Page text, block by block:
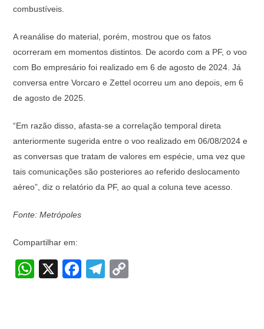
combustíveis.
A reanálise do material, porém, mostrou que os fatos
ocorreram em momentos distintos. De acordo com a PF, o voo
com Bo empresário foi realizado em 6 de agosto de 2024. Já
conversa entre Vorcaro e Zettel ocorreu um ano depois, em 6
de agosto de 2025.
“Em razão disso, afasta-se a correlação temporal direta
anteriormente sugerida entre o voo realizado em 06/08/2024 e
as conversas que tratam de valores em espécie, uma vez que
tais comunicações são posteriores ao referido deslocamento
aéreo”, diz o relatório da PF, ao qual a coluna teve acesso.
Fonte: Metrópoles
Compartilhar em:
W
X
F
T